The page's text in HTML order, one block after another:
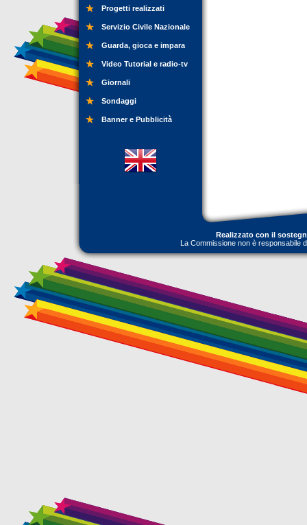
Progetti realizzati
Servizio Civile Nazionale
Guarda, gioca e impara
Video Tutorial e radio-tv
Giornali
Sondaggi
Banner e Pubblicità
Realizzato con il
La Commissione non è responsabile